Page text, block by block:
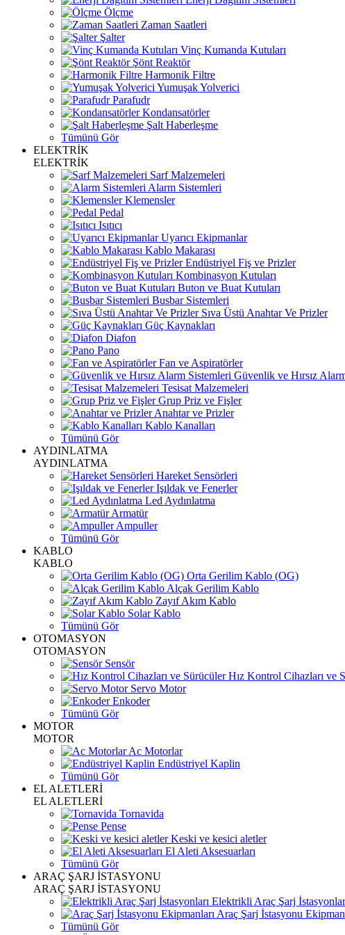
Ölçme
Zaman Saatleri
Şalter
Vinç Kumanda Kutuları
Şönt Reaktör
Harmonik Filtre
Yumuşak Yolverici
Parafudr
Kondansatörler
Şalt Haberleşme
Tümünü Gör
ELEKTRİK
ELEKTRİK
Sarf Malzemeleri
Alarm Sistemleri
Klemensler
Pedal
Isıtıcı
Uyarıcı Ekipmanlar
Kablo Makarası
Endüstriyel Fiş ve Prizler
Kombinasyon Kutuları
Buton ve Buat Kutuları
Busbar Sistemleri
Sıva Üstü Anahtar Ve Prizler
Güç Kaynakları
Diafon
Pano
Fan ve Aspiratörler
Güvenlik ve Hırsız
Tesisat Malzemeleri
Grup Priz ve Fişler
Anahtar ve Prizler
Kablo Kanalları
Tümünü Gör
AYDINLATMA
AYDINLATMA
Hareket Sensörleri
Işıldak ve Fenerler
Led Aydınlatma
Armatür
Ampuller
Tümünü Gör
KABLO
KABLO
Orta Gerilim Kablo (OG)
Alçak Gerilim Kablo
Zayıf Akım Kablo
Solar Kablo
Tümünü Gör
OTOMASYON
OTOMASYON
Sensör
Hız Kontrol Cihazları ve
Servo Motor
Enkoder
Tümünü Gör
MOTOR
MOTOR
Ac Motorlar
Endüstriyel Kaplin
Tümünü Gör
EL ALETLERİ
EL ALETLERİ
Tornavida
Pense
Keski ve kesici aletler
El Aleti Aksesuarları
Tümünü Gör
ARAÇ ŞARJ İSTASYONU
ARAÇ ŞARJ İSTASYONU
Elektrikli Araç Şarj
Araç Şarj İstasyonu
Tümünü Gör